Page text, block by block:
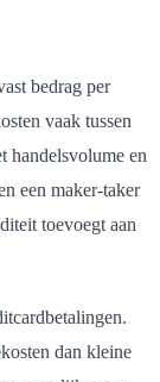
bedrag per
vaak tussen
handelsvolume en
een maker-taker
toevoegt aan
dan kleine